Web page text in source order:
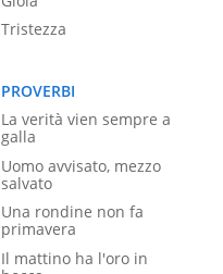
Tristezza
PROVERBI
La verità vien sempre a
galla
Uomo avvisato, mezzo
salvato
Una rondine non fa
primavera
Il mattino ha l'oro in